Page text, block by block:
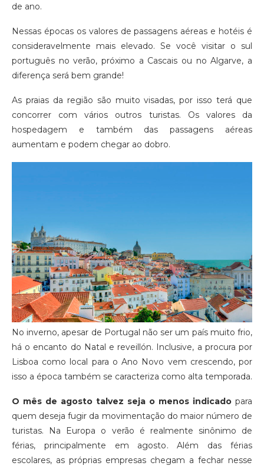
de ano.
Nessas épocas os valores de passagens aéreas e hotéis é
consideravelmente mais elevado. Se você visitar o sul
português no verão, próximo a Cascais ou no Algarve, a
diferença será bem grande!
As praias da região são muito visadas, por isso terá que
concorrer com vários outros turistas. Os valores da
hospedagem e também das passagens aéreas
aumentam e podem chegar ao dobro.
No inverno, apesar de Portugal não ser um país muito frio,
há o encanto do Natal e reveillón. Inclusive, a procura por
Lisboa como local para o Ano Novo vem crescendo, por
isso a época também se caracteriza como alta temporada.
O mês de agosto talvez seja o menos indicado para
quem deseja fugir da movimentação do maior número de
turistas. Na Europa o verão é realmente sinônimo de
férias, principalmente em agosto. Além das férias
escolares, as próprias empresas chegam a fechar nesse